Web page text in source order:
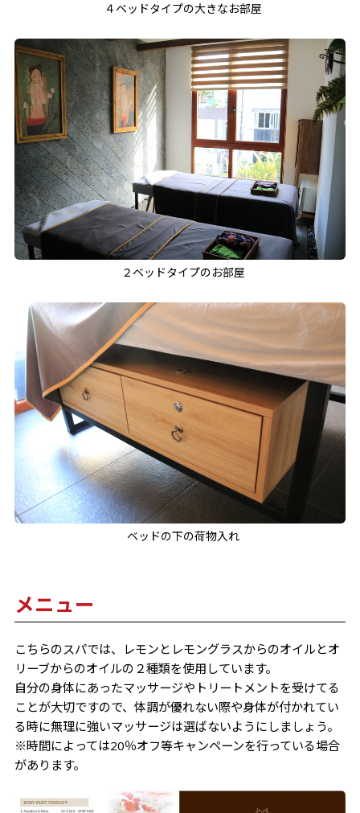
４ベッドタイプの大きなお部屋
２ベッドタイプのお部屋
ベッドの下の荷物入れ
メニュー
こちらのスパでは、レモンとレモングラスからのオイルとオ
リーブからのオイルの２種類を使用しています。
自分の身体にあったマッサージやトリートメントを受けてる
ことが大切ですので、体調が優れない際や身体が付かれてい
る時に無理に強いマッサージは選ばないようにしましょう。
※時間によっては20％オフ等キャンペーンを行っている場合
があります。